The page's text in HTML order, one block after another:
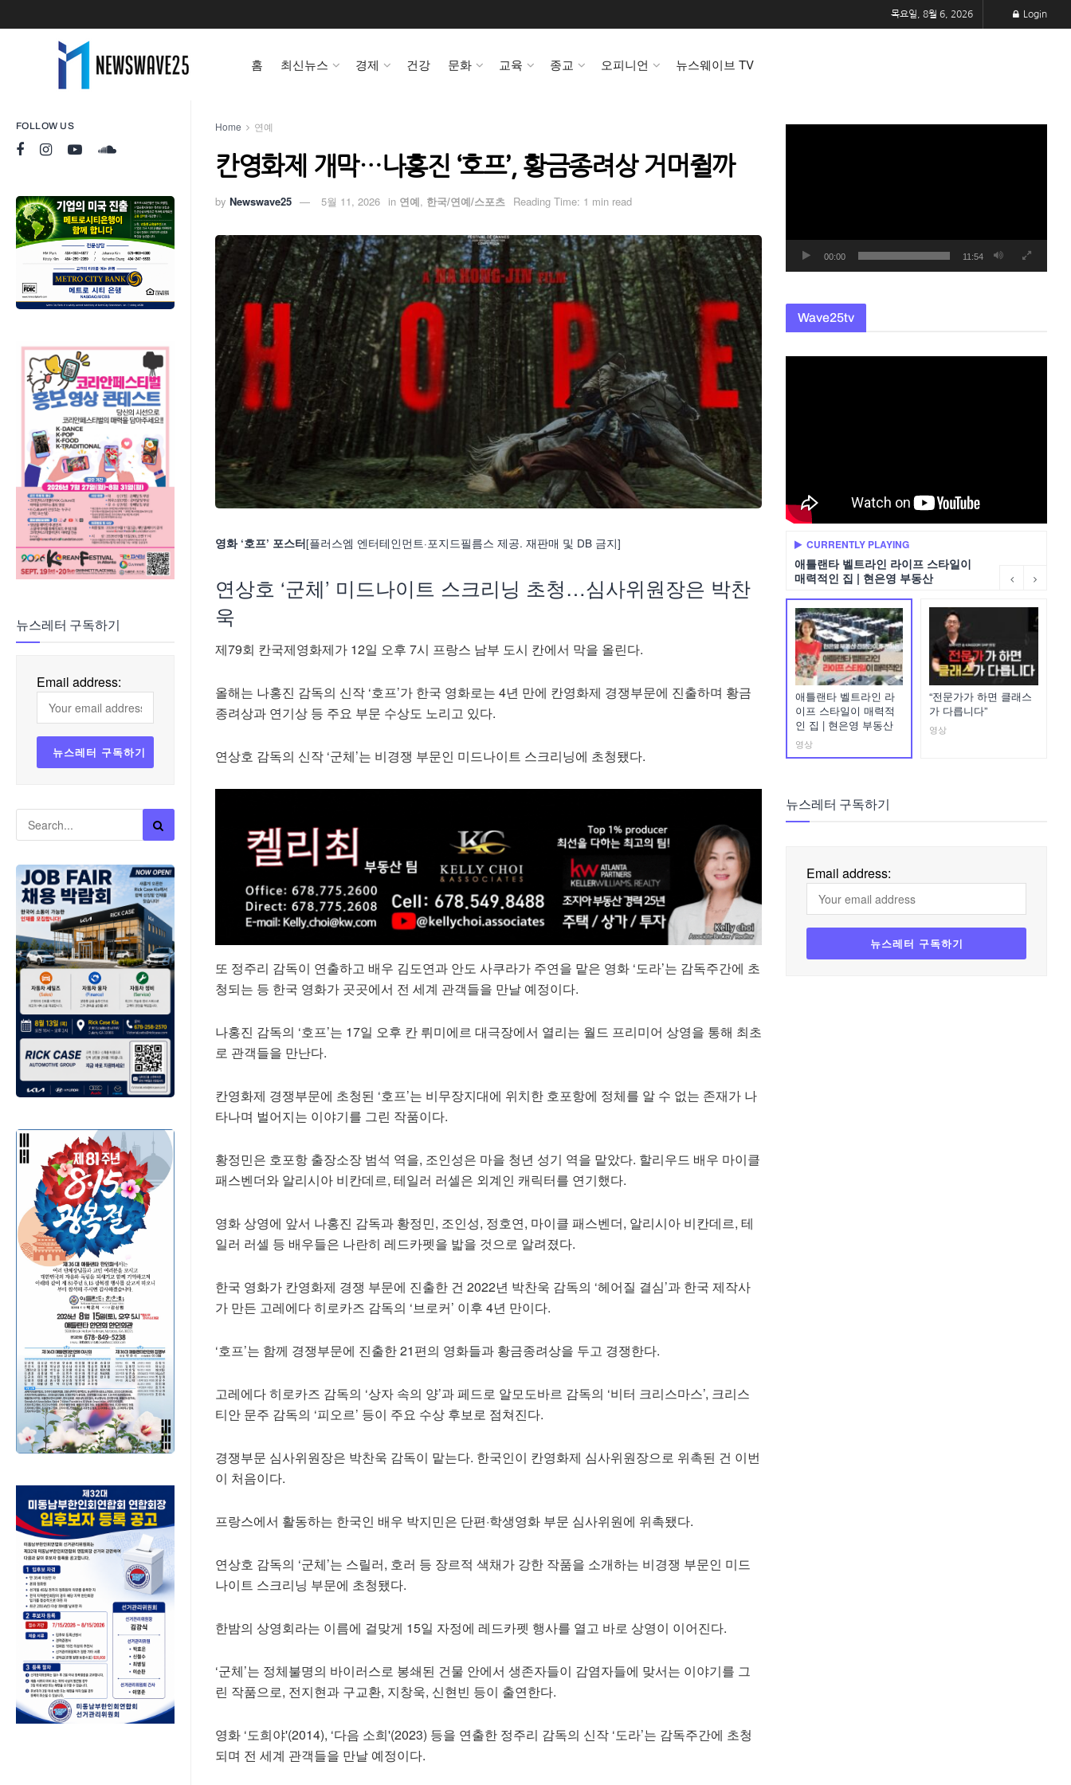
FOLLOW US
뉴스레터 구독하기
Email address:
목요일, 8월 6, 2026 Login
홈 최신뉴스 경제 건강 문화 교육 종교 오피니언 뉴스웨이브 TV
Home 연예
칸영화제 개막…나홍진 ‘호프’, 황금종려상 거머쥘까
by Newswave25 5월 11, 2026 in 연예, 한국/연예/스포츠 Reading Time: 1 min read
영화 ‘호프’ 포스터[플러스엠 엔터테인먼트·포지드필름스 제공. 재판매 및 DB 금지]
연상호 ‘군체’ 미드나이트 스크리닝 초청…심사위원장은 박찬
욱
제79회 칸국제영화제가 12일 오후 7시 프랑스 남부 도시 칸에서 막을 올린다.
올해는 나홍진 감독의 신작 ‘호프’가 한국 영화로는 4년 만에 칸영화제 경쟁부문에 진출하며 황금
종려상과 연기상 등 주요 부문 수상도 노리고 있다.
연상호 감독의 신작 ‘군체’는 비경쟁 부문인 미드나이트 스크리닝에 초청됐다.
또 정주리 감독이 연출하고 배우 김도연과 안도 사쿠라가 주연을 맡은 영화 ‘도라’는 감독주간에 초
청되는 등 한국 영화가 곳곳에서 전 세계 관객들을 만날 예정이다.
나홍진 감독의 ‘호프’는 17일 오후 칸 뤼미에르 대극장에서 열리는 월드 프리미어 상영을 통해 최초
로 관객들을 만난다.
칸영화제 경쟁부문에 초청된 ‘호프’는 비무장지대에 위치한 호포항에 정체를 알 수 없는 존재가 나
타나며 벌어지는 이야기를 그린 작품이다.
황정민은 호포항 출장소장 범석 역을, 조인성은 마을 청년 성기 역을 맡았다. 할리우드 배우 마이클
패스벤더와 알리시아 비칸데르, 테일러 러셀은 외계인 캐릭터를 연기했다.
영화 상영에 앞서 나홍진 감독과 황정민, 조인성, 정호연, 마이클 패스벤더, 알리시아 비칸데르, 테
일러 러셀 등 배우들은 나란히 레드카펫을 밟을 것으로 알려졌다.
한국 영화가 칸영화제 경쟁 부문에 진출한 건 2022년 박찬욱 감독의 ‘헤어질 결심’과 한국 제작사
가 만든 고레에다 히로카즈 감독의 ‘브로커’ 이후 4년 만이다.
‘호프’는 함께 경쟁부문에 진출한 21편의 영화들과 황금종려상을 두고 경쟁한다.
고레에다 히로카즈 감독의 ‘상자 속의 양’과 페드로 알모도바르 감독의 ‘비터 크리스마스’, 크리스
티안 문주 감독의 ‘피오르’ 등이 주요 수상 후보로 점쳐진다.
경쟁부문 심사위원장은 박찬욱 감독이 맡는다. 한국인이 칸영화제 심사위원장으로 위촉된 건 이번
이 처음이다.
프랑스에서 활동하는 한국인 배우 박지민은 단편·학생영화 부문 심사위원에 위촉됐다.
연상호 감독의 ‘군체’는 스릴러, 호러 등 장르적 색채가 강한 작품을 소개하는 비경쟁 부문인 미드
나이트 스크리닝 부문에 초청됐다.
한밤의 상영회라는 이름에 걸맞게 15일 자정에 레드카펫 행사를 열고 바로 상영이 이어진다.
‘군체’는 정체불명의 바이러스로 봉쇄된 건물 안에서 생존자들이 감염자들에 맞서는 이야기를 그
린 작품으로, 전지현과 구교환, 지창욱, 신현빈 등이 출연한다.
영화 ‘도희야'(2014), ‘다음 소희'(2023) 등을 연출한 정주리 감독의 신작 ‘도라’는 감독주간에 초청
되며 전 세계 관객들을 만날 예정이다.
00:00 11:54
Wave25tv
CURRENTLY PLAYING
애틀랜타 벨트라인 라이프 스타일이
매력적인 집 | 현은영 부동산
애틀랜타 벨트라인 라
이프 스타일이 매력적
인 집 | 현은영 부동산
영상
“전문가가 하면 클래스
가 다릅니다”
영상
뉴스레터 구독하기
Email address: